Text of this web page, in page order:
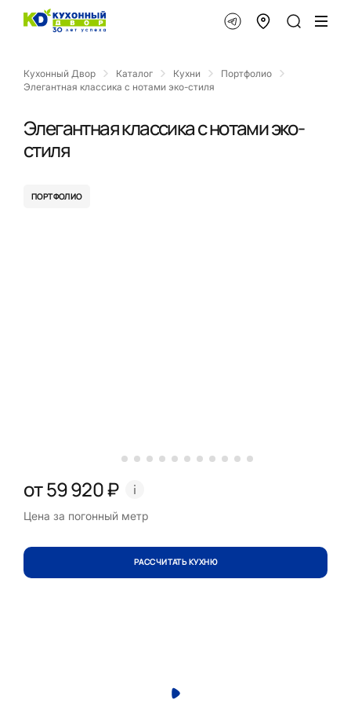
Кухонный Двор Каталог Кухни
Портфолио
Элегантная классика с нотами эко-стиля
Элегантная классика с нотами эко-
стиля
ПОРТФОЛИО
от 59 920 ₽
Цена за погонный метр
РАССЧИТАТЬ КУХНЮ